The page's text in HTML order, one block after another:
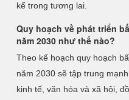
kể trong tương lai.
Quy hoạch về phát triển
năm 2030 như thế nào?
Theo kế hoạch quy hoạch
năm 2030 sẽ tập trung
kinh tế, văn hóa và xã hội,